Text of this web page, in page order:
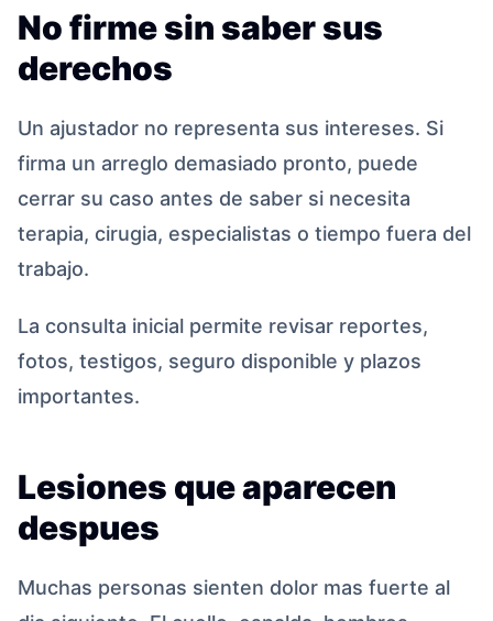
No firme sin saber sus
derechos
Un ajustador no representa sus intereses. Si
firma un arreglo demasiado pronto, puede
cerrar su caso antes de saber si necesita
terapia, cirugia, especialistas o tiempo fuera del
trabajo.
La consulta inicial permite revisar reportes,
fotos, testigos, seguro disponible y plazos
importantes.
Lesiones que aparecen
despues
Muchas personas sienten dolor mas fuerte al